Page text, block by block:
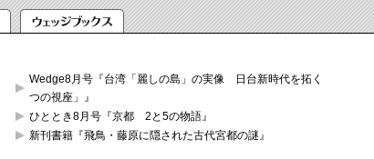
Wedge8月号『台湾「麗しの島」の実像 日台新時代を拓く「3
つの視座」』
ひととき8月号『京都 2と5の物語』
新刊書籍『飛鳥・藤原に隠された古代宮都の謎』